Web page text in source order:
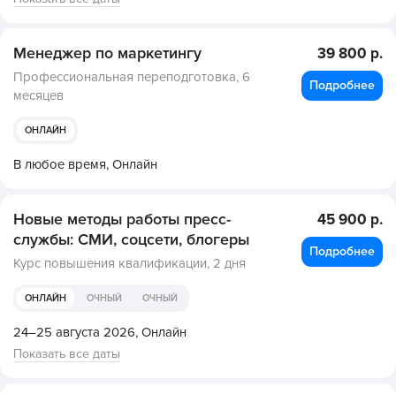
Менеджер по маркетингу
Профессиональная переподготовка, 6
месяцев
ОНЛАЙН
В любое время, Онлайн
39 800 р.
Подробнее
Новые методы работы пресс-
службы: СМИ, соцсети, блогеры
Курс повышения квалификации, 2 дня
ОНЛАЙН ОЧНЫЙ ОЧНЫЙ
24–25 августа 2026, Онлайн
Показать все даты
45 900 р.
Подробнее